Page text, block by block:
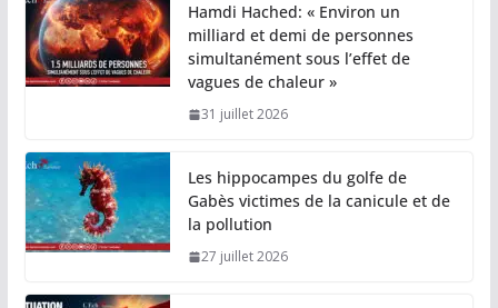
Hamdi Hached: « Environ un
milliard et demi de personnes
simultanément sous l’effet de
vagues de chaleur »
31 juillet 2026
Les hippocampes du golfe de
Gabès victimes de la canicule et de
la pollution
27 juillet 2026